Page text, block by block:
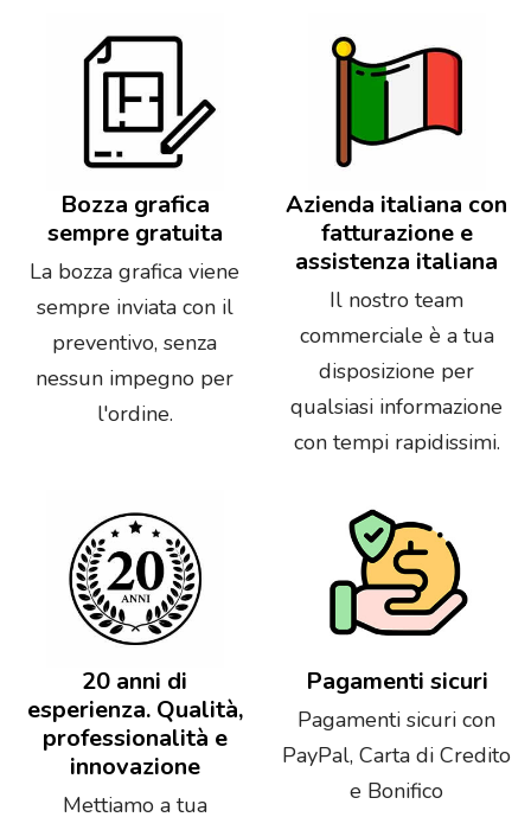
Bozza grafica
sempre gratuita
La bozza grafica viene
sempre inviata con il
preventivo, senza
nessun impegno per
l'ordine.
Azienda italiana con
fatturazione e
assistenza italiana
Il nostro team
commerciale è a tua
disposizione per
qualsiasi informazione
con tempi rapidissimi.
20 anni di
esperienza. Qualità,
professionalità e
innovazione
Mettiamo a tua
Pagamenti sicuri
Pagamenti sicuri con
PayPal, Carta di Credito
e Bonifico